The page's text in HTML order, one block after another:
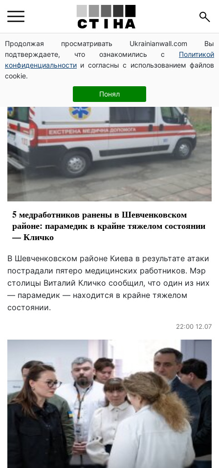
Продолжая просматривать Ukrainianwall.com Вы
подтверждаете, что ознакомились с Политикой
конфиденциальности и согласны с использованием файлов
cookie.
Понял
медики
5 медработников ранены в Шевченковском
районе: парамедик в крайне тяжелом состоянии
— Кличко
В Шевченковском районе Киева в результате атаки
пострадали пятеро медицинских работников. Мэр
столицы Виталий Кличко сообщил, что один из них
— парамедик — находится в крайне тяжелом
состоянии.
22:00 12.07